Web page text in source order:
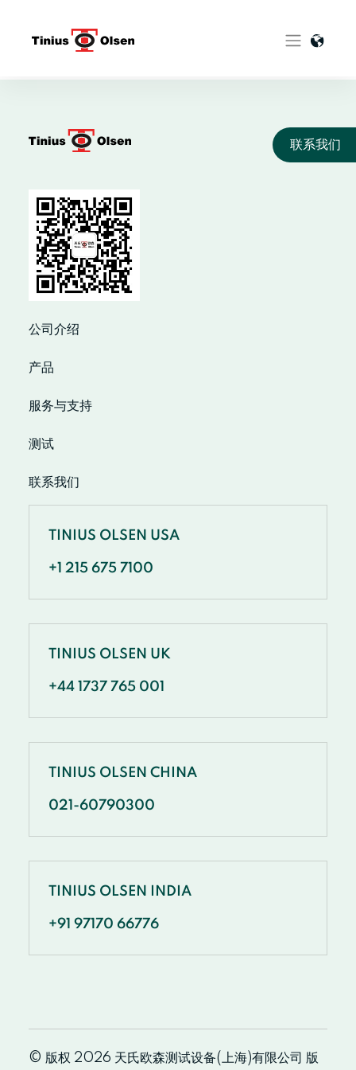
公司介绍
产品
服务与支持
测试
联系我们
TINIUS OLSEN USA
+1 215 675 7100
TINIUS OLSEN UK
+44 1737 765 001
TINIUS OLSEN CHINA
021-60790300
TINIUS OLSEN INDIA
+91 97170 66776
© 版权 2026 天氏欧森测试设备(上海)有限公司 版
联系我们